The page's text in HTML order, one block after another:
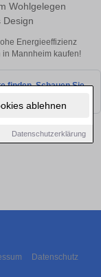
ablehnen
Datenschutzerklärung
Wohlgelegen
Design
Energieeffizienz
Mannheim kaufen!
finden. Schauen Sie
Datenschutz